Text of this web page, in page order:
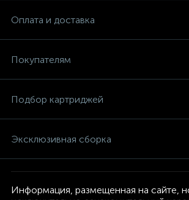
Оплата и доставка
Покупателям
Подбор картриджей
Эксклюзивная сборка
Информация, размещенная на сайте,